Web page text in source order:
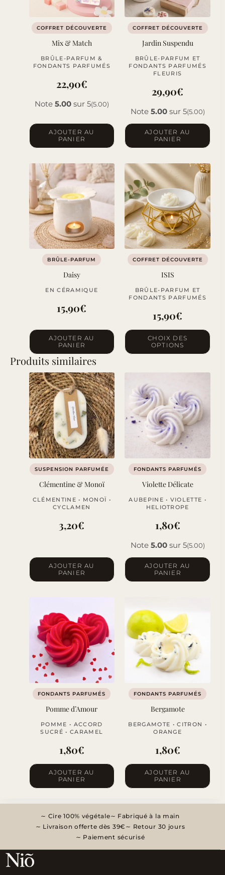
COFFRET DÉCOUVERTE
Mix & Match
BRÛLE-PARFUM &
FONDANTS PARFUMÉS
22,90€
Note 5.00sur 5(5.00)
AJOUTER AU
PANIER
COFFRET DÉCOUVERTE
Jardin Suspendu
BRÛLE-PARFUM ET
FONDANTS PARFUMÉS
FLEURIS
29,90€
Note 5.00sur 5(5.00)
AJOUTER AU
PANIER
BRÛLE-PARFUM
Daisy
EN CÉRAMIQUE
15,90€
AJOUTER AU
PANIER
COFFRET DÉCOUVERTE
ISIS
BRÛLE-PARFUM ET
FONDANTS PARFUMÉS
15,90€
CHOIX DES
OPTIONS
Ce
produit
plusieurs
Les
options
peuvent
être
choisies
sur
du
Produits similaires
SUSPENSION PARFUMÉE
Clémentine & Monoï
CLÉMENTINE • MONOÏ •
CYCLAMEN
3,20€
AJOUTER AU
PANIER
FONDANTS PARFUMÉS
Violette Délicate
AUBEPINE • VIOLETTE •
HELIOTROPE
1,80€
Note 5.00sur 5(5.00)
AJOUTER AU
PANIER
FONDANTS PARFUMÉS
Pomme d’Amour
POMME • ACCORD
SUCRÉ • CARAMEL
1,80€
AJOUTER AU
PANIER
FONDANTS PARFUMÉS
Bergamote
BERGAMOTE • CITRON •
ORANGE
1,80€
AJOUTER AU
PANIER
Cire 100% végétale
Fabriqué à la main
Livraison offerte dès 39€
Retour 30 jours
Paiement sécurisé